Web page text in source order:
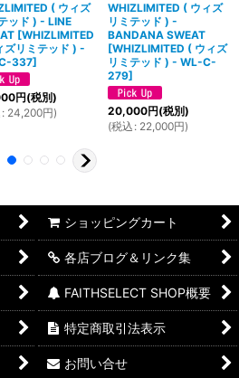
( ウィズ
ッド ) - LINE
[WHIZLIMITED
ズリミテッド ) -
337]
円(税別)
: 24,200円)
WHIZLIMITED ( ウィズ
リミテッド ) -
BANDANA SWEAT
[WHIZLIMITED ( ウィズ
リミテッド ) - WL-C-
279]
20,000円(税別)
(税込 : 22,000円)
ショッピングカート
各店ブログ＆リンク集
FAITHSELECT SHOP概要
特定商取引法表示
お問い合せ